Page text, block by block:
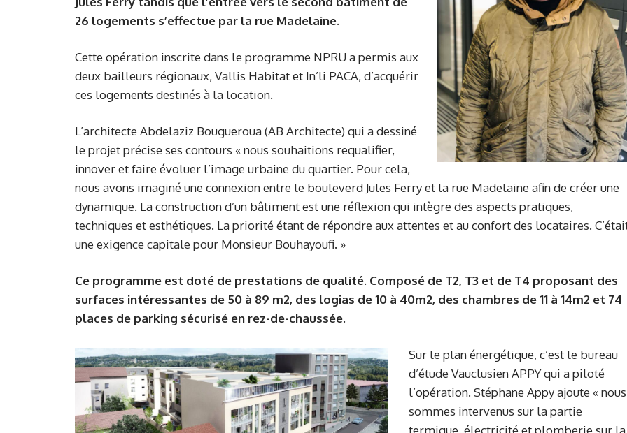
26 logements s’effectue par la rue Madelaine.
Cette opération inscrite dans le programme NPRU a permis aux
deux bailleurs régionaux, Vallis Habitat et In’li PACA, d’acquérir
ces logements destinés à la location.
L’architecte Abdelaziz Bougueroua (AB Architecte) qui a dessiné
le projet précise ses contours « nous souhaitions requalifier,
innover et faire évoluer l’image urbaine du quartier. Pour cela,
nous avons imaginé une connexion entre le bouleverd Jules Ferry et la rue Madelaine afin de créer une
dynamique. La construction d’un bâtiment est une réflexion qui intègre des aspects pratiques,
techniques et esthétiques. La priorité étant de répondre aux attentes et au confort des locataires.
une exigence capitale pour Monsieur Bouhayoufi. »
Ce programme est doté de prestations de qualité. Composé de T2, T3 et de T4 proposant des
surfaces intéressantes de 50 à 89 m2, des logias de 10 à 40m2, des chambres de 11 à 14m2 et 74
places de parking sécurisé en rez-de-chaussée.
Sur le plan énergétique, c’est le bureau
d’étude Vauclusien APPY qui a piloté
l’opération. Stéphane Appy ajoute « nous
sommes intervenus sur la partie
termique, électricité et plomberie sur la